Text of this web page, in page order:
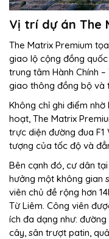
Vị trí dự án The
The Matrix Premium
giao lộ cộng đồng
trung tâm Hành Chính
giao thông đồng bộ và
Không chỉ ghi điểm
hoạt, The Matrix
trực diện đường đua F1
tượng của tốc độ và
Bên cạnh đó, cư dân
hưởng một không gian
viên chủ đề rộng hơn
Từ Liêm. Công viên
ích đa dạng như:
cây, sân trượt patin,